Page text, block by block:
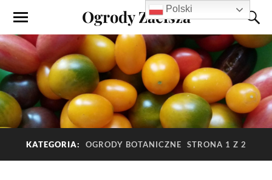
Ogrody Zacisza
KATEGORIA: OGRODY BOTANICZNE STRONA 1 Z 2
Polski